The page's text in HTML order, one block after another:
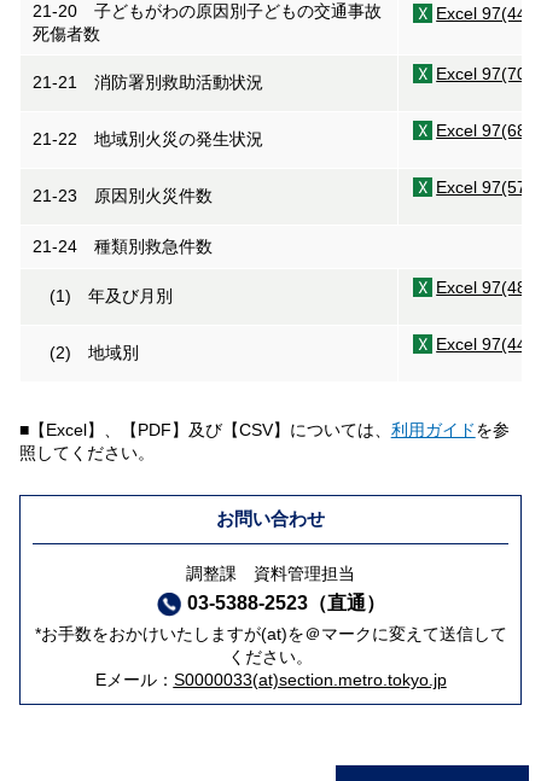
21-20 子どもがわの原因別子どもの交通事故
死傷者数
Excel
21-21 消防署別救助活動状況 Excel
21-22 地域別火災の発生状況 Excel
21-23 原因別火災件数 Excel
21-24 種類別救急件数
(1) 年及び月別 Excel
(2) 地域別 Excel
■【Excel】、【PDF】及び【CSV】については、 利用ガイドを参
照してください。
お問い合わせ
調整課 資料管理担当
03-5388-2523（直通）
*お手数をおかけいたしますが(at)を＠マークに変えて送信して
ください。
Eメール： S0000033(at)section.metro.tokyo.jp